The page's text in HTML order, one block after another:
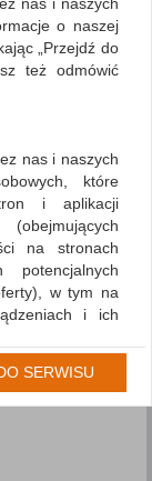
o naszej
„Przejdź do
też odmówić
nas i naszych
które
i aplikacji
na stronach
w tym na
i ich
zakres, kliknij
o tym jak to
podstronie z
maja 2018.
aby umożliwić
SERWISU